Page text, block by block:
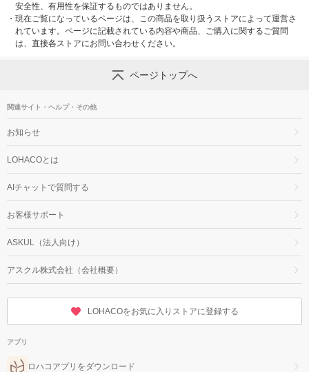
安全性、有用性を保証するものではありません。
・ 現在ご覧になっているページは、この商品を取り扱うストアによって運営さ
れています。ページに記載されている内容や商品、ご購入に関するご質問
は、直接各ストアにお問い合わせください。
ページトップへ
関連サイト・ヘルプ・その他
お知らせ
LOHACOとは
AIチャットで質問する
お客様サポート
ASKUL（法人向け）
アスクル株式会社（会社概要）
LOHACOをお気に入りストアに登録する
アプリ
ロハコアプリをダウンロード